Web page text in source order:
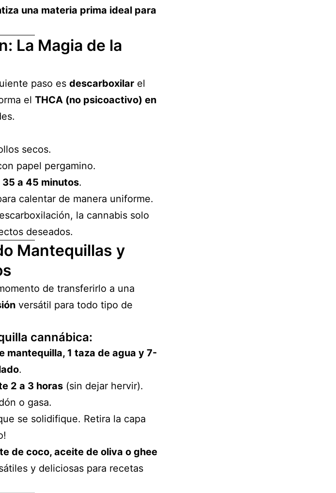
una materia prima ideal para
La Magia de la
paso es descarboxilar el
el THCA (no psicoactivo) en
secos.
papel pergamino.
35 a 45 minutos.
calentar de manera uniforme.
la cannabis solo
deseados.
Mantequillas y
de transferirlo a una
versátil para todo tipo de
cannábica:
mantequilla, 1 taza de agua y 7-
.
2 a 3 horas (sin dejar hervir).
o gasa.
se solidifique. Retira la capa
de coco, aceite de oliva o ghee
y deliciosas para recetas